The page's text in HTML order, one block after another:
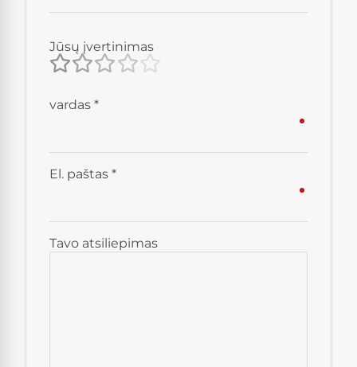
Jūsų įvertinimas
Tavo atsiliepimas
vardas *
El. paštas *